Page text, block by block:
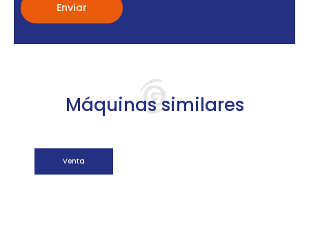
Máquinas similares
Venta